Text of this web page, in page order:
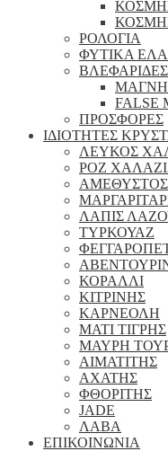
ΡΟΛΟΓΙΑ
ΦΥΤΙΚΑ
ΒΛΕΦΑΡΙΔΕΣ
FALSE
ΠΡΟΣΦΟΡΕΣ
ΙΔΙΟΤΗΤΕΣ
ΛΕΥΚΟΣ
ΡΟΖ
ΑΜΕΘΥΣΤΟΣ
ΛΑΠΙΣ
ΤΥΡΚΟΥΑΖ
ΚΟΡΑΛΛΙ
ΚΙΤΡΙΝΗΣ
ΚΑΡΝΕΟΛΗ
ΜΑΤΙ ΤΙΓΡΗΣ
ΜΑΥΡΗ
ΑΙΜΑΤΙΤΗΣ
ΑΧΑΤΗΣ
ΦΘΟΡΙΤΗΣ
JADE
ΛΑΒΑ
ΕΠΙΚΟΙΝΩΝΙΑ